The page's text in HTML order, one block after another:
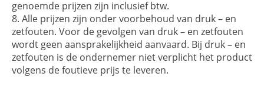
genoemde prijzen zijn inclusief btw.
Alle prijzen zijn onder voorbehoud van druk – en
zetfouten. Voor de gevolgen van druk – en zetfouten
wordt geen aansprakelijkheid aanvaard. Bij druk – en
zetfouten is de ondernemer niet verplicht het product
volgens de foutieve prijs te leveren.